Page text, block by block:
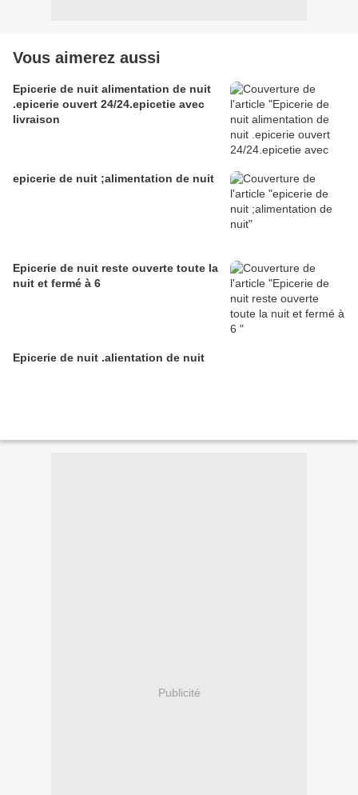
Vous aimerez aussi
Epicerie de nuit alimentation de nuit
.epicerie ouvert 24/24.epicetie avec
livraison
epicerie de nuit ;alimentation de nuit
Epicerie de nuit reste ouverte toute la
nuit et fermé à 6
Epicerie de nuit .alientation de nuit
Publicité